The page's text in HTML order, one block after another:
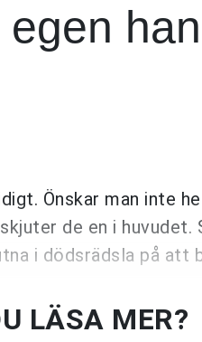
Önskar man inte
de en i
i dödsrädsla på att
LÄSA MER?